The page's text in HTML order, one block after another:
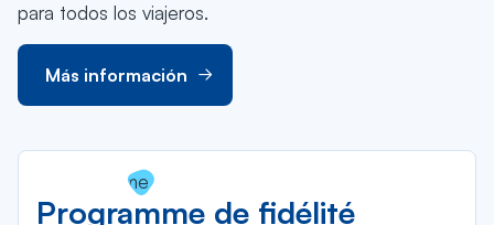
para todos los viajeros.
Más información
Programme de fidélité